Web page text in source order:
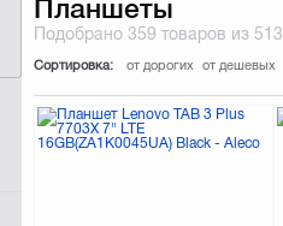
Планшеты
Подобрано359 товаров из 513
Сортировка: от дорогих от дешевых